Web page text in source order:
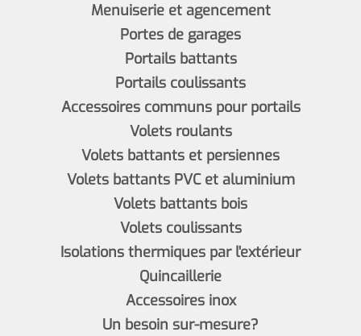
Menuiserie et agencement
Portes de garages
Portails battants
Portails coulissants
Accessoires communs pour portails
Volets roulants
Volets battants et persiennes
Volets battants PVC et aluminium
Volets battants bois
Volets coulissants
Isolations thermiques par l'extérieur
Quincaillerie
Accessoires inox
Un besoin sur-mesure?